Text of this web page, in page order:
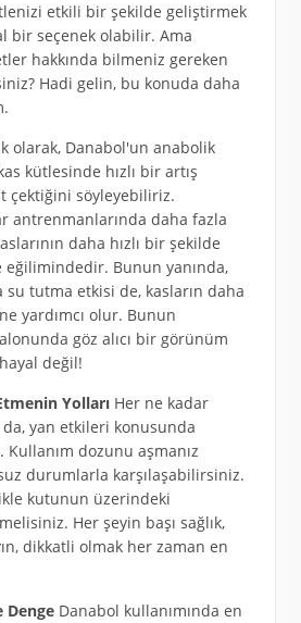
etkili bir şekilde geliştirmek
bir seçenek olabilir. Ama
hakkında bilmeniz gereken
Hadi gelin, bu konuda daha
olarak, Danabol'un anabolik
kütlesinde hızlı bir artış
çektiğini söyleyebiliriz.
antrenmanlarında daha fazla
daha hızlı bir şekilde
Bunun yanında,
tutma etkisi de, kasların daha
yardımcı olur. Bunun
göz alıcı bir görünüm
değil!
YollarıHer ne kadar
yan etkileri konusunda
Kullanım dozunu aşmanız
durumlarla karşılaşabilirsiniz.
kutunun üzerindeki
Her şeyin başı sağlık,
dikkatli olmak her zaman en
DengeDanabol kullanımında en